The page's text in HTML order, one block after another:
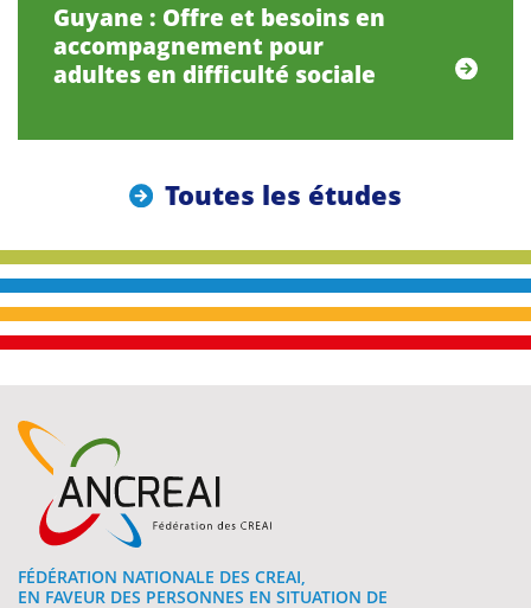
Guyane : Offre et besoins en
accompagnement pour
adultes en difficulté sociale
Toutes les études
FÉDÉRATION NATIONALE DES CREAI,
EN FAVEUR DES PERSONNES EN SITUATION DE